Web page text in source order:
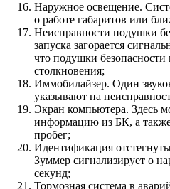
Наружное освещение.
о работе габаритов или
Неисправности подушки
запуска загорается
что подушки безопасности
столкновения;
Иммобилайзер. Один
указывают на
Экран компьютера. Здесь
информацию из БК, а
пробег;
Идентификация
Зуммер сигнализирует о
секунд;
Тормозная система в